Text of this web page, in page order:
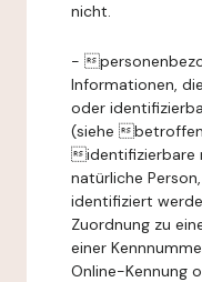
nicht.
-
Informationen,
oder
(siehe
identifizierbare
natürliche
identifiziert
Zuordnung zu
einer
Online-Kennung